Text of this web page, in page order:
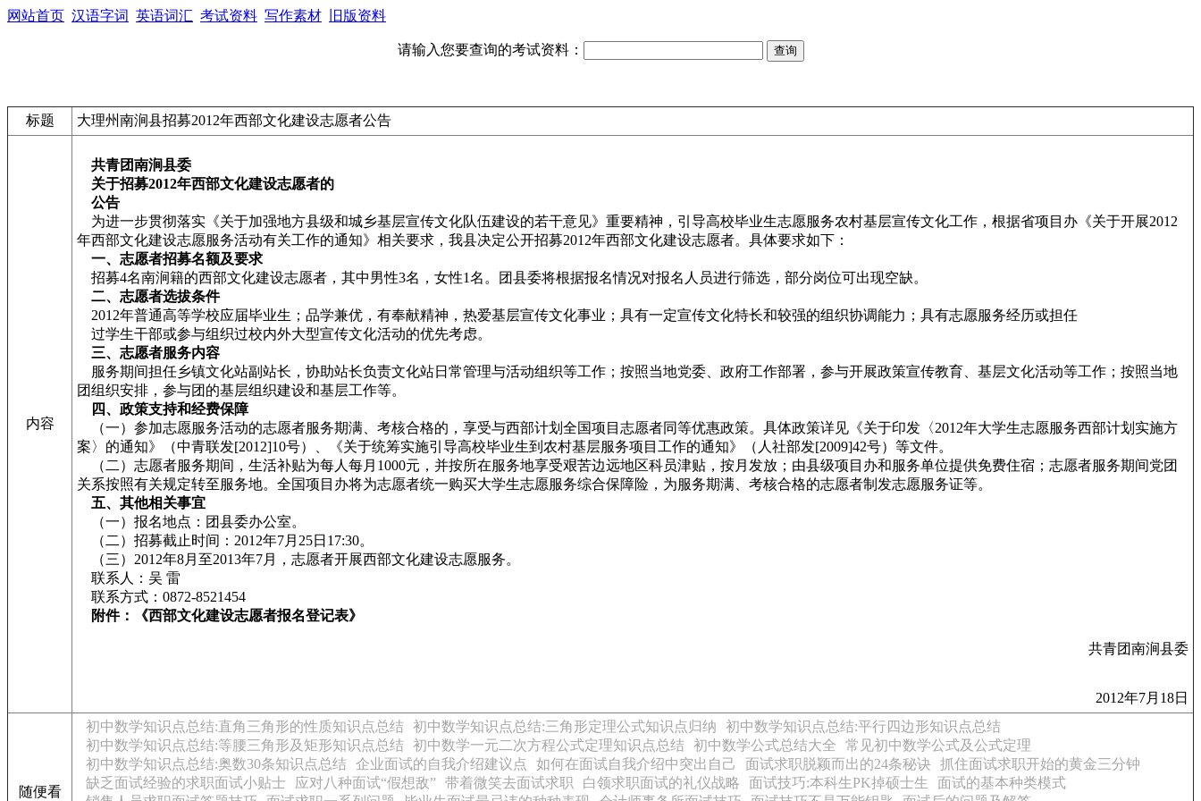
网站首页 汉语字词 英语词汇 考试资料 写作素材 旧版资料
请输入您要查询的考试资料：
标题 大理州南涧县招募2012年西部文化建设志愿者公告
内容
共青团南涧县委
关于招募2012年西部文化建设志愿者的
公告
为进一步贯彻落实《关于加强地方县级和城乡基层宣传文化队伍建设的若干意见》重要精神，引导高校毕业生志愿服务农村基层宣传文化工作，根据省项目办《关于开展2012
年西部文化建设志愿服务活动有关工作的通知》相关要求，我县决定公开招募2012年西部文化建设志愿者。具体要求如下：
一、志愿者招募名额及要求
招募4名南涧籍的西部文化建设志愿者，其中男性3名，女性1名。团县委将根据报名情况对报名人员进行筛选，部分岗位可出现空缺。
二、志愿者选拔条件
2012年普通高等学校应届毕业生；品学兼优，有奉献精神，热爱基层宣传文化事业；具有一定宣传文化特长和较强的组织协调能力；具有志愿服务经历或担任
过学生干部或参与组织过校内外大型宣传文化活动的优先考虑。
三、志愿者服务内容
服务期间担任乡镇文化站副站长，协助站长负责文化站日常管理与活动组织等工作；按照当地党委、政府工作部署，参与开展政策宣传教育、基层文化活动等工作；按照当地
团组织安排，参与团的基层组织建设和基层工作等。
四、政策支持和经费保障
（一）参加志愿服务活动的志愿者服务期满、考核合格的，享受与西部计划全国项目志愿者同等优惠政策。具体政策详见《关于印发〈2012年大学生志愿服务西部计划实施方
案〉的通知》（中青联发[2012]10号）、《关于统筹实施引导高校毕业生到农村基层服务项目工作的通知》（人社部发[2009]42号）等文件。
（二）志愿者服务期间，生活补贴为每人每月1000元，并按所在服务地享受艰苦边远地区科员津贴，按月发放；由县级项目办和服务单位提供免费住宿；志愿者服务期间党团
关系按照有关规定转至服务地。全国项目办将为志愿者统一购买大学生志愿服务综合保障险，为服务期满、考核合格的志愿者制发志愿服务证等。
五、其他相关事宜
（一）报名地点：团县委办公室。
（二）招募截止时间：2012年7月25日17:30。
（三）2012年8月至2013年7月，志愿者开展西部文化建设志愿服务。
联系人：吴 雷
联系方式：0872-8521454
附件：
《西部文化建设志愿者报名登记表》
共青团南涧县委
2012年7月18日
随便看
初中数学知识点总结:直角三角形的性质知识点总结 初中数学知识点总结:三角形定理公式知识点归纳
初中数学知识点总结:平行四边形知识点总结
初中数学知识点总结:等腰三角形及矩形知识点总结 初中数学一元二次方程公式定理知识点总结 初中数学公式总结大全
常见初中数学公式及公式定理
初中数学知识点总结:奥数30条知识点总结 企业面试的自我介绍建议点 如何在面试自我介绍中突出自己 面试求职脱颖而出的24条秘诀 抓住面试求职开始的黄金三分钟
缺乏面试经验的求职面试小贴士
应对八种面试“假想敌” 带着微笑去面试求职 白领求职面试的礼仪战略 面试技巧:本科生PK掉硕士生
面试的基本种类模式